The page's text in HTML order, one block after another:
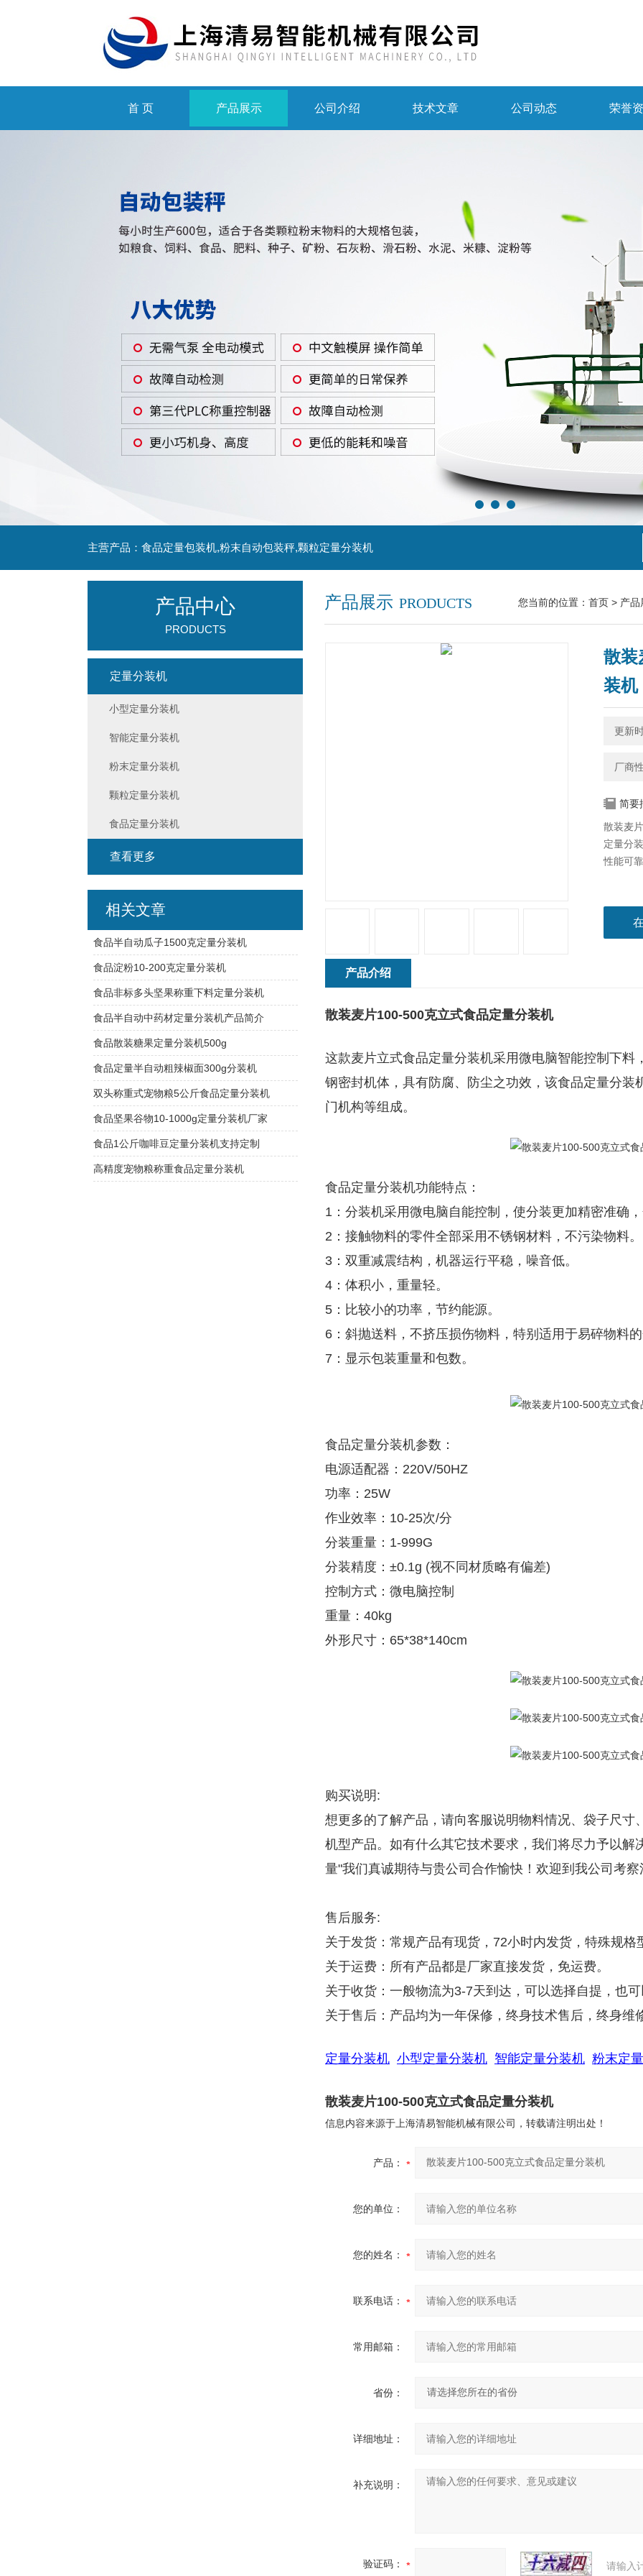
首 页 产品展示 公司介绍 技术文章 公司动态 荣誉
主营产品：食品定量包装机,粉末自动包装秤,颗粒定量分装机
产品展示 PRODUCTS 您当前的位置： 首页 > 产品
散装
装机
更新
厂商
简要
散装麦
定量分
性能可
产品介绍
散装麦片100-500克立式食品定量分装机
这款麦片立式食品定量分装机采用微电脑智能控制下
钢密封机体，具有防腐、防尘之功效，该食品定量分
门机构等组成。
食品定量分装机功能特点：
1：分装机采用微电脑自能控制，使分装更加精密准确
2：接触物料的零件全部采用不锈钢材料，不污染物料。
3：双重减震结构，机器运行平稳，噪音低。
4：体积小，重量轻。
5：比较小的功率，节约能源。
6：斜抛送料，不挤压损伤物料，特别适用于易碎物料
7：显示包装重量和包数。
食品定量分装机参数：
电源适配器：220V/50HZ
功率：25W
作业效率：10-25次/分
分装重量：1-999G
分装精度：±0.1g (视不同材质略有偏差)
控制方式：微电脑控制
重量：40kg
外形尺寸：65*38*140cm
购买说明:
想更多的了解产品，请向客服说明物料情况、袋子尺
机型产品。如有什么其它技术要求，我们将尽力予以解
量"我们真诚期待与贵公司合作愉快！欢迎到我公司考
售后服务:
关于发货：常规产品有现货，72小时内发货，特殊规格
关于运费：所有产品都是厂家直接发货，免运费。
关于收货：一般物流为3-7天到达，可以选择自提，也
关于售后：产品均为一年保修，终身技术售后，终身维
定量分装机 小型定量分装机 智能定量分装机 粉末定
散装麦片100-500克立式食品定量分装机
信息内容来源于上海清易智能机械有限公司，转载请注明出处！
产品：
您的单位：
您的姓名：
联系电话：
常用邮箱：
省份：
详细地址：
补充说明：
验证码： 请输入
产品中心
PRODUCTS
定量分装机
小型定量分装机
智能定量分装机
粉末定量分装机
颗粒定量分装机
食品定量分装机
查看更多
相关文章
食品半自动瓜子1500克定量分装机
食品淀粉10-200克定量分装机
食品非标多头坚果称重下料定量分装机
食品半自动中药材定量分装机产品简介
食品散装糖果定量分装机500g
食品定量半自动粗辣椒面300g分装机
双头称重式宠物粮5公斤食品定量分装机
食品坚果谷物10-1000g定量分装机厂家
食品1公斤咖啡豆定量分装机支持定制
高精度宠物粮称重食品定量分装机